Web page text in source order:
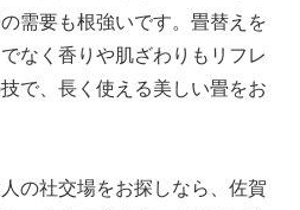
需要も根強いです。畳替えを
なく香りや肌ざわりもリフレ
で、長く使える美しい畳をお
の社交場をお探しなら、佐賀